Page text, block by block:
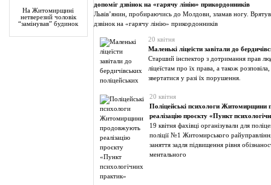
На Житомирщині
нетверезий чоловік
“замінував” будинок
допоміг дзвінок на «гарячу лінію» прикордонників
Львів’янин, пробираючись до Молдови, зламав ногу.
дзвінок на «гарячу лінію» прикордонників
20 квітня
Маленькі ліцеїсти завітали до
Старший інспектор з дотримання прав
ліцеїстам про їх права, а також
звертатися у разі їх порушення.
20 квітня
Поліцейські психологи Житомирщини
реалізацію проєкту «Пункт
19 квітня фахівці організували для
поліції №1 Житомирського
заняття задля підвищення рівня
ментального